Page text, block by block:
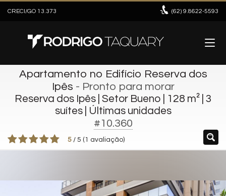
CRECI/GO 13.373 (62) 9.8622-5593
Apartamento no Edifício Reserva dos
Ipês - Pronto para morar
Reserva dos Ipês | Setor Bueno | 128 m² | 3
suítes | Últimas unidades
#10.360
5 / 5 ( 1 avaliação)